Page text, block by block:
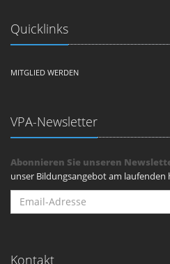
Quicklinks
MITGLIED WERDEN
VPA-Newsletter
Abonnieren Sie unseren
unser Bildungsangebot am laufenden
Kontakt